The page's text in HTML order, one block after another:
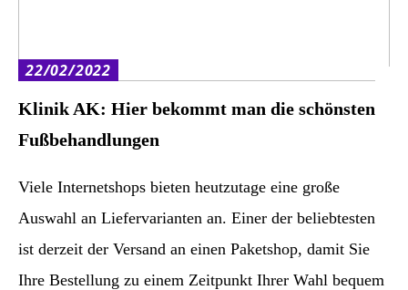
22/02/2022
Klinik AK: Hier bekommt man die schönsten
Fußbehandlungen
Viele Internetshops bieten heutzutage eine große
Auswahl an Liefervarianten an. Einer der beliebtesten
ist derzeit der Versand an einen Paketshop, damit Sie
Ihre Bestellung zu einem Zeitpunkt Ihrer Wahl bequem